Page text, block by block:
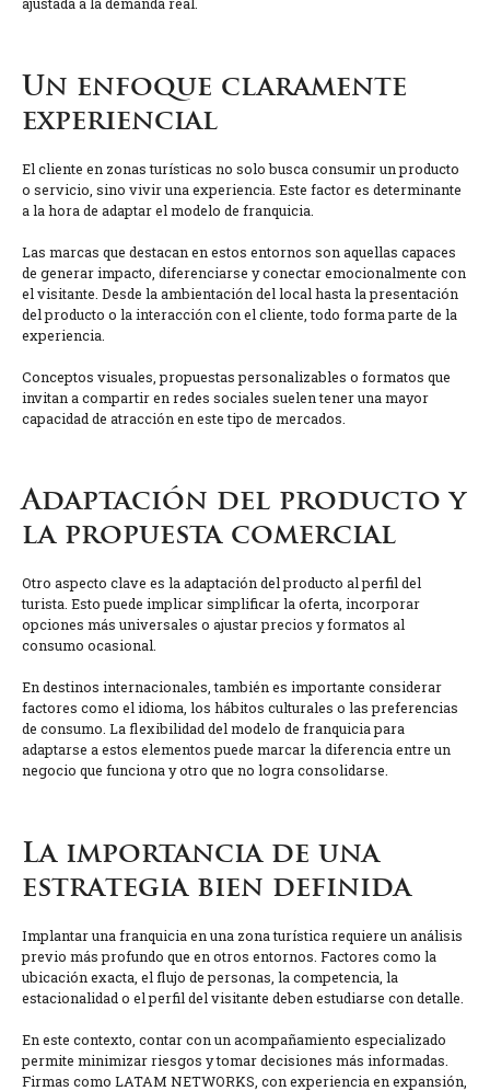
ajustada a la demanda real.
Un enfoque claramente
experiencial
El cliente en zonas turísticas no solo busca consumir un producto
o servicio, sino vivir una experiencia. Este factor es determinante
a la hora de adaptar el modelo de franquicia.
Las marcas que destacan en estos entornos son aquellas capaces
de generar impacto, diferenciarse y conectar emocionalmente con
el visitante. Desde la ambientación del local hasta la presentación
del producto o la interacción con el cliente, todo forma parte de la
experiencia.
Conceptos visuales, propuestas personalizables o formatos que
invitan a compartir en redes sociales suelen tener una mayor
capacidad de atracción en este tipo de mercados.
Adaptación del producto y
la propuesta comercial
Otro aspecto clave es la adaptación del producto al perfil del
turista. Esto puede implicar simplificar la oferta, incorporar
opciones más universales o ajustar precios y formatos al
consumo ocasional.
En destinos internacionales, también es importante considerar
factores como el idioma, los hábitos culturales o las preferencias
de consumo. La flexibilidad del modelo de franquicia para
adaptarse a estos elementos puede marcar la diferencia entre un
negocio que funciona y otro que no logra consolidarse.
La importancia de una
estrategia bien definida
Implantar una franquicia en una zona turística requiere un análisis
previo más profundo que en otros entornos. Factores como la
ubicación exacta, el flujo de personas, la competencia, la
estacionalidad o el perfil del visitante deben estudiarse con detalle.
En este contexto, contar con un acompañamiento especializado
permite minimizar riesgos y tomar decisiones más informadas.
Firmas como LATAM NETWORKS, con experiencia en expansión,